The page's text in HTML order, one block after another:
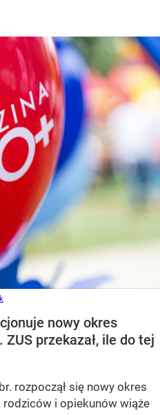
nowy okres
przekazał, ile do tej
rozpoczął się nowy okres
i opiekunów wiąże